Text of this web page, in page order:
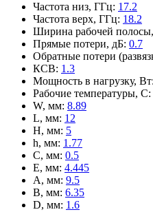
Частота низ, ГГц: 17.2
Частота верх, ГГц: 18.2
Ширина рабочей
Прямые потери, дБ: 0.7
Обратные потери
КСВ: 1.3
Мощность в нагрузку, Вт:
Рабочие температуры, С:
W, мм: 8.89
L, мм: 12
H, мм: 5
h, мм: 1.77
C, мм: 0.5
E, мм: 4.445
A, мм: 9.5
B, мм: 6.35
D, мм: 1.6